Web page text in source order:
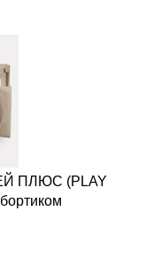
ПЛЮС (PLAY